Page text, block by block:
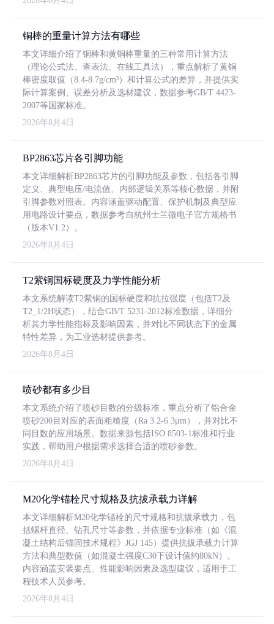
铜棒的重量计算方法有哪些
本文详细介绍了铜棒和黄铜棒重量的三种常用计算方法
（理论公式法、查表法、在线工具法），重点解析了黄铜
棒密度取值（8.4-8.7g/cm³）和计算公式的差异，并提供实
际计算案例、误差分析及选材建议，数据参考GB/T 4423-
2007等国家标准。
2026年8月4日
BP2863芯片各引脚功能
本文详细解析BP2863芯片的引脚功能及参数，包括各引脚
定义、典型电压/电流值、内部逻辑关系等核心数据，并附
引脚参数对照表。内容涵盖驱动配置、保护机制及典型应
用电路设计要点，数据参考自杭州士兰微电子官方规格书
（版本V1.2）。
2026年8月4日
T2紫铜国标硬度及力学性能分析
本文系统解读T2紫铜的国标硬度和抗拉强度（包括T2及
T2_1/2H状态），结合GB/T 5231-2012标准数据，详细分
析其力学性能指标及影响因素，并对比不同状态下的金属
特性差异，为工业选材提供参考。
2026年8月4日
喷砂都有多少目
本文系统介绍了喷砂目数的分级标准，重点分析了铝合金
喷砂200目对应的表面粗糙度（Ra 3.2-6.3μm），并对比不
同目数的应用场景。数据来源包括ISO 8503-1标准和行业
实践，帮助用户根据需求选择合适的喷砂参数。
2026年8月4日
M20化学锚栓尺寸规格及抗拔承载力详解
本文详细解析M20化学锚栓的尺寸规格和抗拔承载力，包
括螺杆直径、钻孔尺寸等参数，并依据专业标准（如《混
凝土结构后锚固技术规程》JGJ 145）提供抗拔承载力计算
方法和典型数值（如混凝土强度C30下设计值约80kN）。
内容涵盖安装要点、性能影响因素及选型建议，适用于工
程技术人员参考。
2026年8月4日